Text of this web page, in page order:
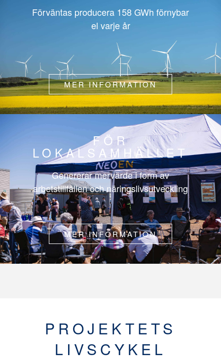
Förväntas producera 158 GWh förnybar
el varje år
MER INFORMATION
FÖR
LOKALSAMHÄLLET
Genererar mervärde i form av
arbetstillfällen och näringslivsutveckling
MER INFORMATION
PROJEKTETS
LIVSCYKEL